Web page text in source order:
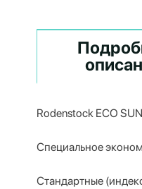
Rodenstock ECO
Специальное
Стандартные